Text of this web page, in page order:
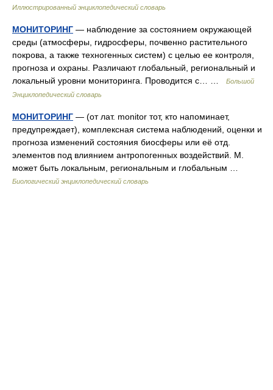
Иллюстрированный энциклопедический словарь
МОНИТОРИНГ — наблюдение за состоянием окружающей
среды (атмосферы, гидросферы, почвенно растительного
покрова, а также техногенных систем) с целью ее контроля,
прогноза и охраны. Различают глобальный, региональный и
локальный уровни мониторинга. Проводится с… …
Большой
Энциклопедический словарь
МОНИТОРИНГ — (от лат. monitor тот, кто напоминает,
предупреждает), комплексная система наблюдений, оценки и
прогноза изменений состояния биосферы или её отд.
элементов под влиянием антропогенных воздействий. М.
может быть локальным, региональным и глобальным …
Биологический энциклопедический словарь